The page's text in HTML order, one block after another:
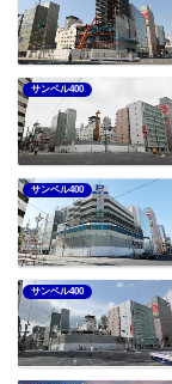
サンベル400
サンベル400
サンベル400